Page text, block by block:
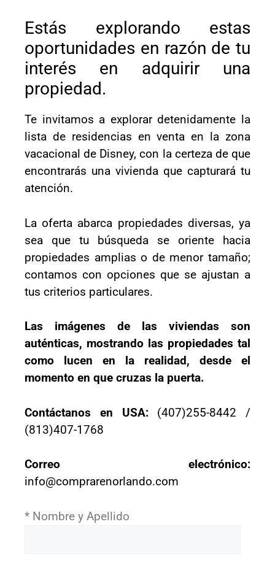
Estás explorando estas
oportunidades en razón de tu
interés en adquirir una
propiedad.
Te invitamos a explorar detenidamente la
lista de residencias en venta en la zona
vacacional de Disney, con la certeza de que
encontrarás una vivienda que capturará tu
atención.
La oferta abarca propiedades diversas, ya
sea que tu búsqueda se oriente hacia
propiedades amplias o de menor tamaño;
contamos con opciones que se ajustan a
tus criterios particulares.
Las imágenes de las viviendas son
auténticas, mostrando las propiedades tal
como lucen en la realidad, desde el
momento en que cruzas la puerta.
Contáctanos en USA:(407)255-8442 /
(813)407-1768
Correo electrónico:
info@comprarenorlando.com
* Nombre y Apellido